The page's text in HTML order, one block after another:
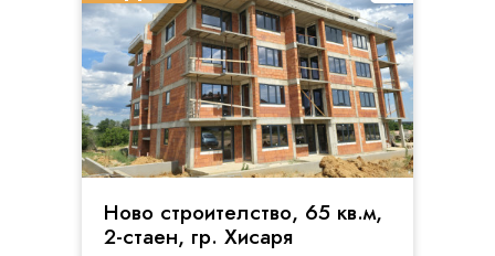
Ново строителство, 65 кв.м,
2-стаен, гр. Хисаря